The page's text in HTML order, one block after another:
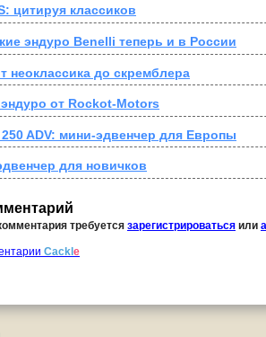
цитируя классиков
эндуро Benelli теперь и в России
неоклассика до скремблера
от Rockot-Motors
ADV: мини-эдвенчер для Европы
для новичков
требуется зарегистрироваться или
Cackl e